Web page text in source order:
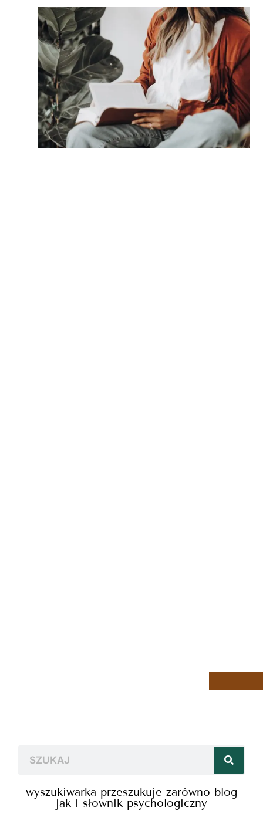
wyszukiwarka przeszukuje zarówno blog
jak i słownik psychologiczny